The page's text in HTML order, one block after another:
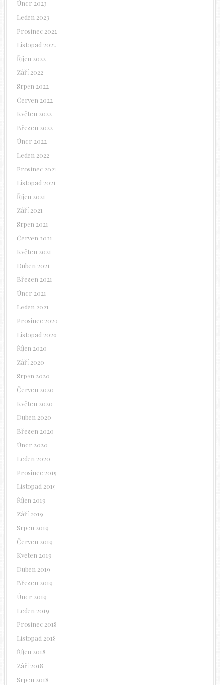
Únor 2023
Leden 2023
Prosinec 2022
Listopad 2022
Říjen 2022
Září 2022
Srpen 2022
Červen 2022
Květen 2022
Březen 2022
Únor 2022
Leden 2022
Prosinec 2021
Listopad 2021
Říjen 2021
Září 2021
Srpen 2021
Červen 2021
Květen 2021
Duben 2021
Březen 2021
Únor 2021
Leden 2021
Prosinec 2020
Listopad 2020
Říjen 2020
Září 2020
Srpen 2020
Červen 2020
Květen 2020
Duben 2020
Březen 2020
Únor 2020
Leden 2020
Prosinec 2019
Listopad 2019
Říjen 2019
Září 2019
Srpen 2019
Červen 2019
Květen 2019
Duben 2019
Březen 2019
Únor 2019
Leden 2019
Prosinec 2018
Listopad 2018
Říjen 2018
Září 2018
Srpen 2018